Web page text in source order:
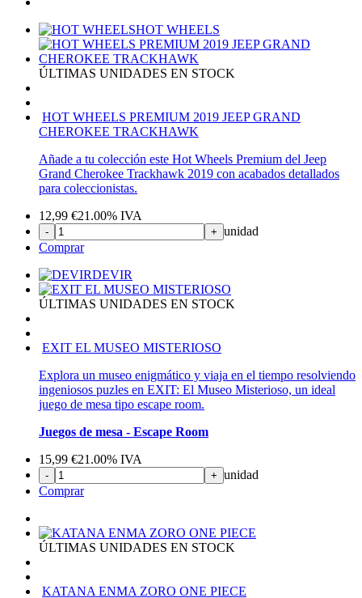
HOT WHEELS
ÚLTIMAS UNIDADES EN STOCK
HOT WHEELS PREMIUM 2019 JEEP GRAND
CHEROKEE TRACKHAWK
Añade a tu colección este Hot Wheels Premium del Jeep
Grand Cherokee Trackhawk 2019 con acabados detallados
para coleccionistas.
12,99 €21.00% IVA
- + unidad
Comprar
DEVIR
ÚLTIMAS UNIDADES EN STOCK
EXIT EL MUSEO MISTERIOSO
Explora un museo enigmático y viaja en el tiempo resolviendo
ingeniosos puzles en EXIT: El Museo Misterioso, un ideal
juego de mesa tipo escape room.
Juegos de mesa - Escape Room
15,99 €21.00% IVA
- + unidad
Comprar
ÚLTIMAS UNIDADES EN STOCK
KATANA ENMA ZORO ONE PIECE